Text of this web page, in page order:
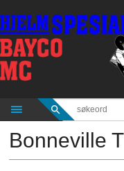
til
innholdet
Bonneville